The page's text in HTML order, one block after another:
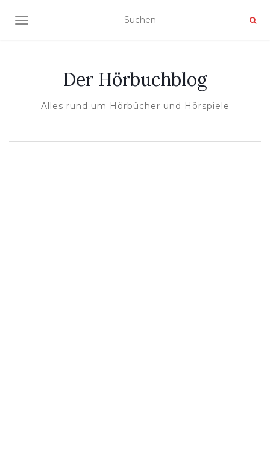
NAVIGATION UMSCHALTEN
Der Hörbuchblog
Alles rund um Hörbücher und Hörspiele